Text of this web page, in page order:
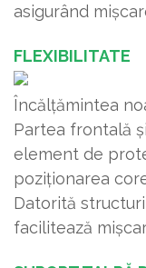
asigurând
FLEXIBILITATE
Încălțămintea
Partea frontală
element de
poziționarea
Datorită
facilitează